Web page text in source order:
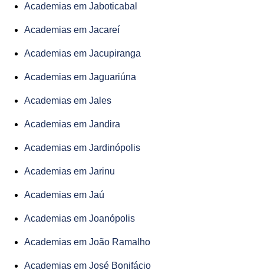
Academias em Jaboticabal
Academias em Jacareí
Academias em Jacupiranga
Academias em Jaguariúna
Academias em Jales
Academias em Jandira
Academias em Jardinópolis
Academias em Jarinu
Academias em Jaú
Academias em Joanópolis
Academias em João Ramalho
Academias em José Bonifácio